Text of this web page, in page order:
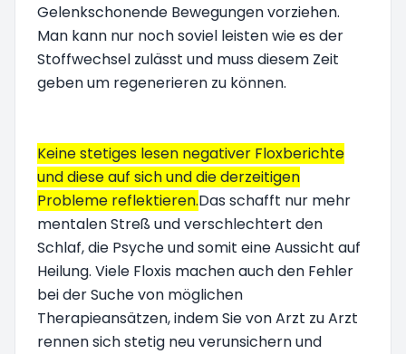
Gelenkschonende Bewegungen vorziehen.
Man kann nur noch soviel leisten wie es der
Stoffwechsel zulässt und muss diesem Zeit
geben um regenerieren zu können.
Keine stetiges lesen negativer Floxberichte
und diese auf sich und die derzeitigen
Probleme reflektieren.Das schafft nur mehr
mentalen Streß und verschlechtert den
Schlaf, die Psyche und somit eine Aussicht auf
Heilung. Viele Floxis machen auch den Fehler
bei der Suche von möglichen
Therapieansätzen, indem Sie von Arzt zu Arzt
rennen sich stetig neu verunsichern und